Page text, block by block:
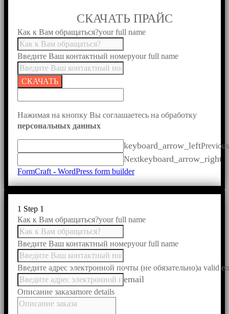
СКАЧАТЬ ПРАЙС
Как к Вам обращаться?your full name
Введите Ваш контактный номерyour full name
СКАЧАТЬ
Нажимая на кнопку Вы соглашаетесь на обработку
персональных данных
keyboard_arrow_leftPrevious
Nextkeyboard_arrow_right
FormCraft - WordPress form builder
1 Step 1
Как к Вам обращаться?your full name
Введите Ваш контактный номерyour full name
Введите адрес электронной почты (не обязательно)a valid
email
Описание заказаmore details